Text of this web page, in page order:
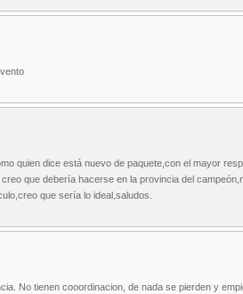
quien dice está nuevo de paquete,con el mayor
que debería hacerse en la provincia del
que sería lo ideal,saludos.
No tienen cooordinacion, de nada se pierden y